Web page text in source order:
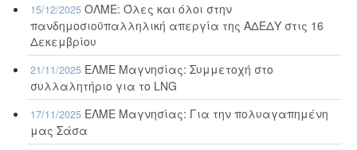
15/12/2025 ΟΛΜΕ: Όλες και όλοι στην
πανδημοσιοϋπαλληλική απεργία της ΑΔΕΔΥ στις 16
Δεκεμβρίου
21/11/2025 ΕΛΜΕ Μαγνησίας: Συμμετοχή στο
συλλαλητήριο για το LNG
17/11/2025 ΕΛΜΕ Μαγνησίας: Για την πολυαγαπημένη
μας Σάσα